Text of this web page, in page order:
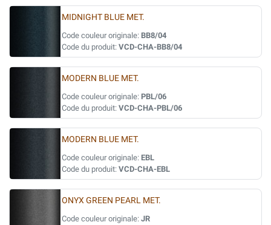
MIDNIGHT BLUE MET.
Code couleur originale: BB8/04
Code du produit: VCD-CHA-BB8/04
MODERN BLUE MET.
Code couleur originale: PBL/06
Code du produit: VCD-CHA-PBL/06
MODERN BLUE MET.
Code couleur originale: EBL
Code du produit: VCD-CHA-EBL
ONYX GREEN PEARL MET.
Code couleur originale: JR